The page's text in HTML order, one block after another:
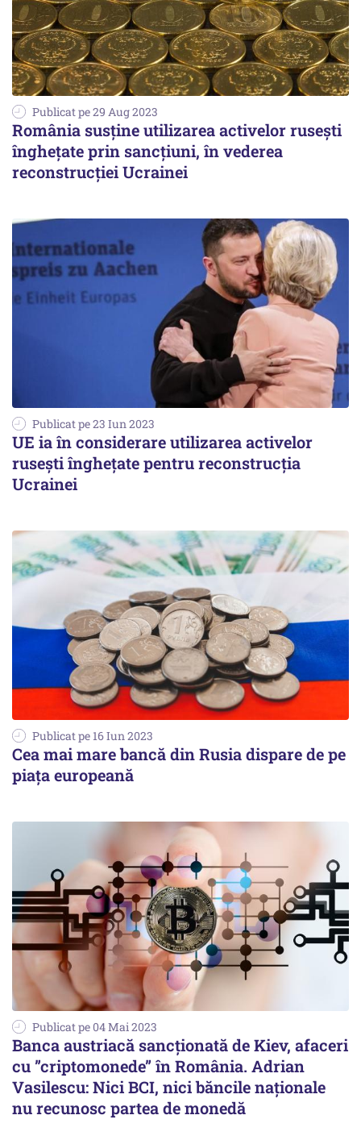
Publicat pe 29 Aug 2023
România susţine utilizarea activelor ruseşti
îngheţate prin sancțiuni, în vederea
reconstrucţiei Ucrainei
Publicat pe 23 Iun 2023
UE ia în considerare utilizarea activelor
rusești înghețate pentru reconstrucția
Ucrainei
Publicat pe 16 Iun 2023
Cea mai mare bancă din Rusia dispare de pe
piaţa europeană
Publicat pe 04 Mai 2023
Banca austriacă sancționată de Kiev, afaceri
cu ”criptomonede” în România. Adrian
Vasilescu: Nici BCI, nici băncile naționale
nu recunosc partea de monedă